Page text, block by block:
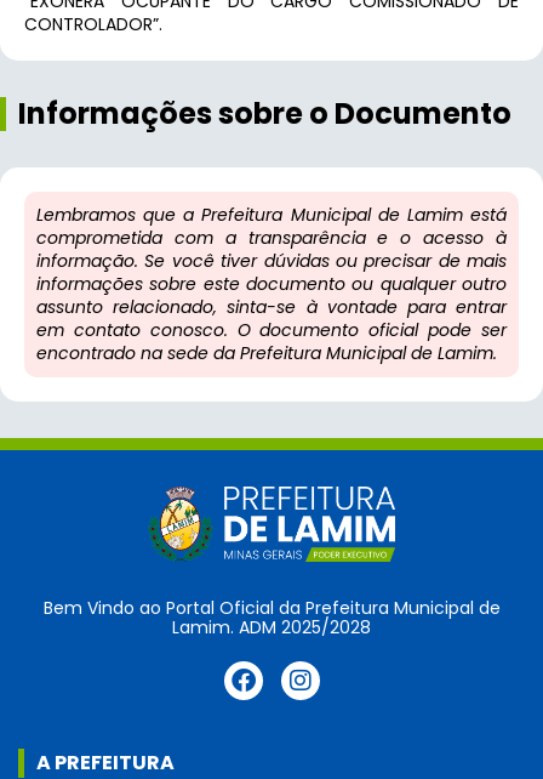
CONTROLADOR”.
Informações sobre o Documento
Lembramos que a Prefeitura Municipal de Lamim está
comprometida com a transparência e o acesso à
informação. Se você tiver dúvidas ou precisar de mais
informações sobre este documento ou qualquer outro
assunto relacionado, sinta-se à vontade para entrar
em contato conosco. O documento oficial pode ser
encontrado na sede da Prefeitura Municipal de Lamim.
Bem Vindo ao Portal Oficial da Prefeitura Municipal de
Lamim. ADM 2025/2028
A PREFEITURA